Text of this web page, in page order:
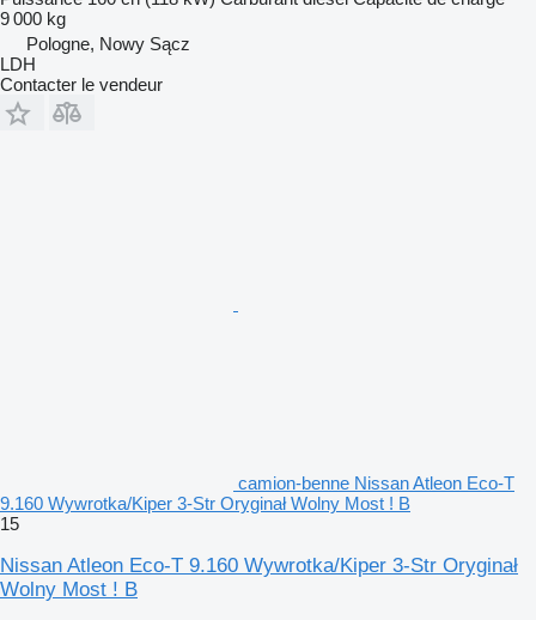
9 000 kg
Pologne, Nowy Sącz
LDH
Contacter le vendeur
camion-benne Nissan Atleon Eco-T
9.160 Wywrotka/Kiper 3-Str Oryginał Wolny Most ! B
15
Nissan Atleon Eco-T 9.160 Wywrotka/Kiper 3-Str Oryginał
Wolny Most ! B